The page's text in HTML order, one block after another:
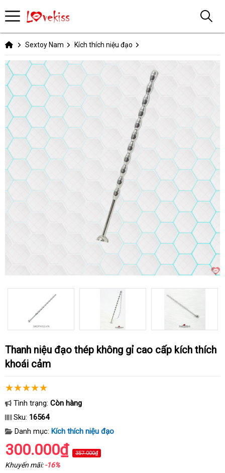
Sextoy Nam Kích thích niệu đạo
Thanh niệu đạo thép không gỉ cao cấp kích thích
khoái cảm
Tình trạng: Còn hàng
Sku: 16564
Danh mục: Kích thích niệu đạo
300.000₫ 357.000₫
Khuyến mãi:-16%